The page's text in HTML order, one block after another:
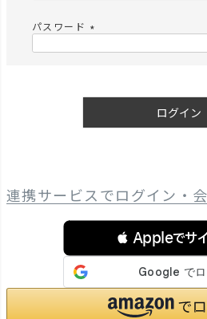
)
パスワード
ログイン
連携サービスでログイン・
 Appleでサイ